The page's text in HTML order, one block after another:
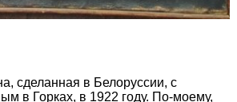
сделанная в Белоруссии, с
в Горках, в 1922 году. По-моему,